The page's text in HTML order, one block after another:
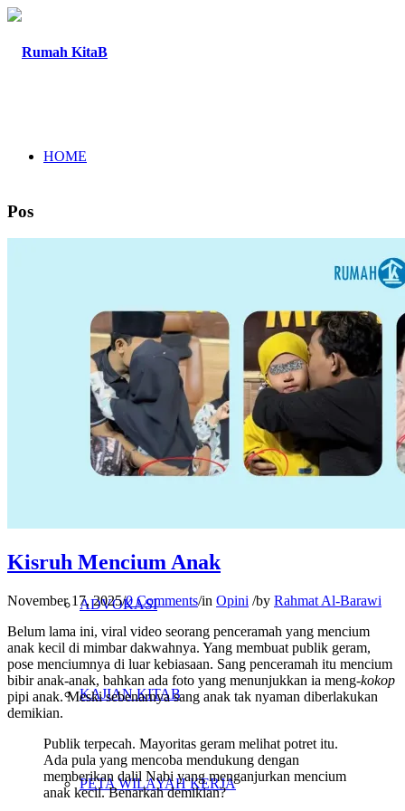
HOME
PROGRAM
PENELITIAN
ADVOKASI
KAJIAN KITAB
PETA WILAYAH KERJA
Pos
Kisruh Mencium Anak
November 17, 2025/0 Comments/in Opini /by Rahmat Al-Barawi
Belum lama ini, viral video seorang penceramah yang mencium
anak kecil di mimbar dakwahnya. Yang membuat publik geram,
pose menciumnya di luar kebiasaan. Sang penceramah itu mencium
bibir anak-anak, bahkan ada foto yang menunjukkan ia meng-kokop
pipi anak. Meski sebenarnya sang anak tak nyaman diberlakukan
demikian.
Publik terpecah. Mayoritas geram melihat potret itu.
Ada pula yang mencoba mendukung dengan
memberikan dalil Nabi yang menganjurkan mencium
anak kecil. Benarkah demikian?